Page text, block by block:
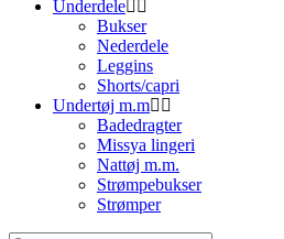
Underdele
Bukser
Nederdele
Leggins
Shorts/capri
Undertøj m.m
Badedragter
Missya lingeri
Nattøj m.m.
Strømpebukser
Strømper